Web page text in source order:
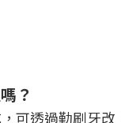
？
可透過勤刷牙改